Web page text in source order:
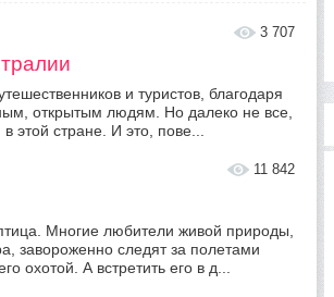
3 707
и туристов, благодаря
открытым людям. Но далеко не все,
этой стране. И это, пове...
11 842
Многие любители живой природы,
завороженно следят за полетами
охотой. А встретить его в д...